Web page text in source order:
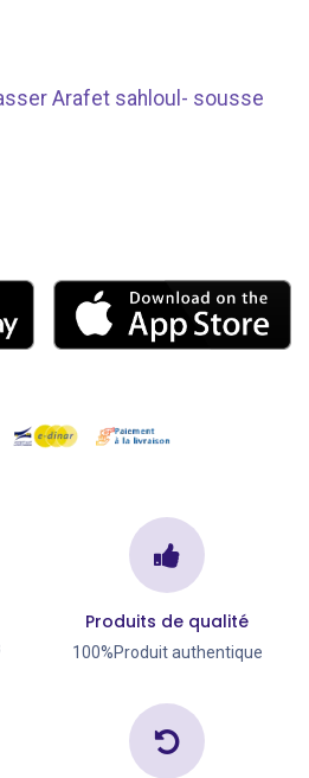
Arafet sahloul- sousse
Produits de qualité
100%Produit authentique